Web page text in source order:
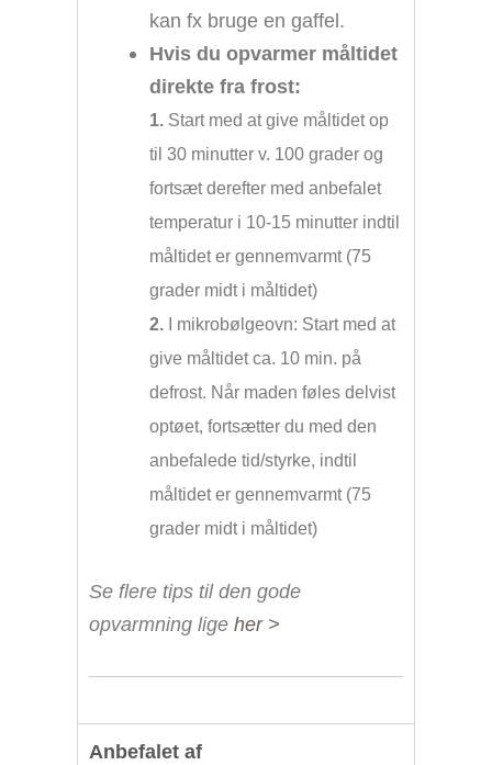
kan fx bruge en gaffel.
Hvis du opvarmer måltidet
direkte fra frost:
1.Start med at give måltidet op
til 30 minutter v. 100 grader og
fortsæt derefter med anbefalet
temperatur i 10-15 minutter indtil
måltidet er gennemvarmt (75
grader midt i måltidet)
2.I mikrobølgeovn: Start med at
give måltidet ca. 10 min. på
defrost. Når maden føles delvist
optøet, fortsætter du med den
anbefalede tid/styrke, indtil
måltidet er gennemvarmt (75
grader midt i måltidet)
Se flere tips til den gode
opvarmning lige her >
Anbefalet af